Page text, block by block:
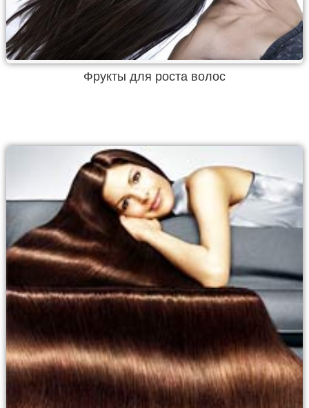
Фрукты для роста волос